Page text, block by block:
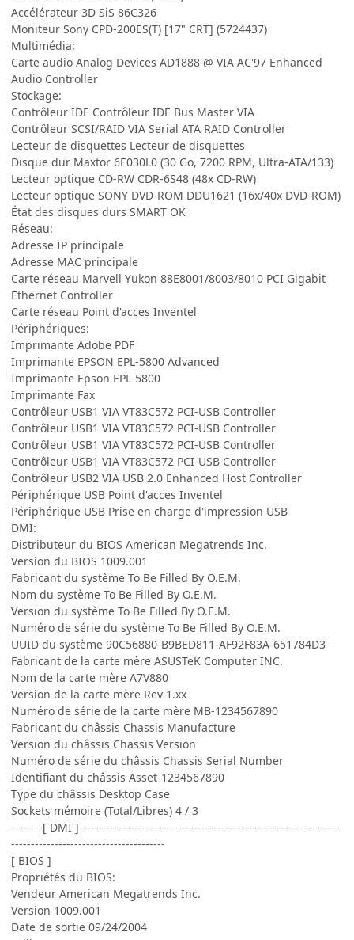
Accélérateur 3D SiS 86C326
Moniteur Sony CPD-200ES(T) [17" CRT] (5724437)
Multimédia:
Carte audio Analog Devices AD1888 @ VIA AC'97 Enhanced
Audio Controller
Stockage:
Contrôleur IDE Contrôleur IDE Bus Master VIA
Contrôleur SCSI/RAID VIA Serial ATA RAID Controller
Lecteur de disquettes Lecteur de disquettes
Disque dur Maxtor 6E030L0 (30 Go, 7200 RPM, Ultra-ATA/133)
Lecteur optique CD-RW CDR-6S48 (48x CD-RW)
Lecteur optique SONY DVD-ROM DDU1621 (16x/40x DVD-ROM)
État des disques durs SMART OK
Réseau:
Adresse IP principale
Adresse MAC principale
Carte réseau Marvell Yukon 88E8001/8003/8010 PCI Gigabit
Ethernet Controller
Carte réseau Point d'acces Inventel
Périphériques:
Imprimante Adobe PDF
Imprimante EPSON EPL-5800 Advanced
Imprimante Epson EPL-5800
Imprimante Fax
Contrôleur USB1 VIA VT83C572 PCI-USB Controller
Contrôleur USB1 VIA VT83C572 PCI-USB Controller
Contrôleur USB1 VIA VT83C572 PCI-USB Controller
Contrôleur USB1 VIA VT83C572 PCI-USB Controller
Contrôleur USB2 VIA USB 2.0 Enhanced Host Controller
Périphérique USB Point d'acces Inventel
Périphérique USB Prise en charge d'impression USB
DMI:
Distributeur du BIOS American Megatrends Inc.
Version du BIOS 1009.001
Fabricant du système To Be Filled By O.E.M.
Nom du système To Be Filled By O.E.M.
Version du système To Be Filled By O.E.M.
Numéro de série du système To Be Filled By O.E.M.
UUID du système 90C56880-B9BED811-AF92F83A-651784D3
Fabricant de la carte mère ASUSTeK Computer INC.
Nom de la carte mère A7V880
Version de la carte mère Rev 1.xx
Numéro de série de la carte mère MB-1234567890
Fabricant du châssis Chassis Manufacture
Version du châssis Chassis Version
Numéro de série du châssis Chassis Serial Number
Identifiant du châssis Asset-1234567890
Type du châssis Desktop Case
Sockets mémoire (Total/Libres) 4 / 3
--------[ DMI ]------------------------------------------------------------------
---------------------------------------
[ BIOS ]
Propriétés du BIOS:
Vendeur American Megatrends Inc.
Version 1009.001
Date de sortie 09/24/2004